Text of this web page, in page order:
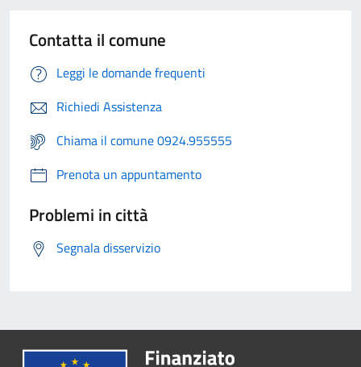
Contatta il comune
Leggi le domande frequenti
Richiedi Assistenza
Chiama il comune 0924.955555
Prenota un appuntamento
Problemi in città
Segnala disservizio